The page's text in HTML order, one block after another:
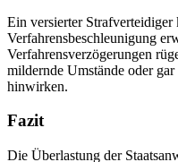
Ein versierter
Verfahrensbeschleunigung
Verfahrensverzögerungen
mildernde Umstände oder
hinwirken.
Fazit
Die Überlastung der